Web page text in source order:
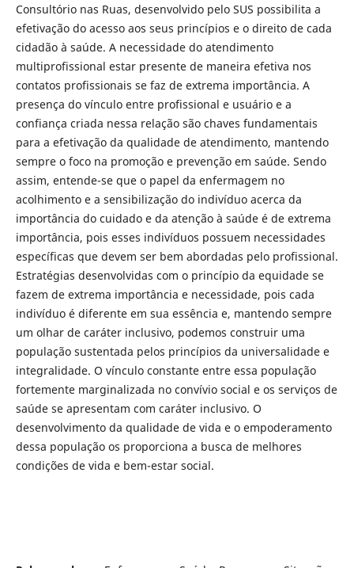
Consultório nas Ruas, desenvolvido pelo SUS possibilita a
efetivação do acesso aos seus princípios e o direito de cada
cidadão à saúde. A necessidade do atendimento
multiprofissional estar presente de maneira efetiva nos
contatos profissionais se faz de extrema importância. A
presença do vínculo entre profissional e usuário e a
confiança criada nessa relação são chaves fundamentais
para a efetivação da qualidade de atendimento, mantendo
sempre o foco na promoção e prevenção em saúde. Sendo
assim, entende-se que o papel da enfermagem no
acolhimento e a sensibilização do indivíduo acerca da
importância do cuidado e da atenção à saúde é de extrema
importância, pois esses indivíduos possuem necessidades
específicas que devem ser bem abordadas pelo profissional.
Estratégias desenvolvidas com o princípio da equidade se
fazem de extrema importância e necessidade, pois cada
indivíduo é diferente em sua essência e, mantendo sempre
um olhar de caráter inclusivo, podemos construir uma
população sustentada pelos princípios da universalidade e
integralidade. O vínculo constante entre essa população
fortemente marginalizada no convívio social e os serviços de
saúde se apresentam com caráter inclusivo. O
desenvolvimento da qualidade de vida e o empoderamento
dessa população os proporciona a busca de melhores
condições de vida e bem-estar social.